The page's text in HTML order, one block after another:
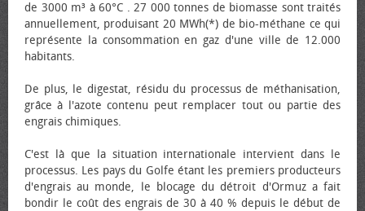
de 3000 m³ à 60°C . 27 000 tonnes de biomasse sont traités
annuellement, produisant 20 MWh(*) de bio-méthane ce qui
représente la consommation en gaz d'une ville de 12.000
habitants.
De plus, le digestat, résidu du processus de méthanisation,
grâce à l'azote contenu peut remplacer tout ou partie des
engrais chimiques.
C'est là que la situation internationale intervient dans le
processus. Les pays du Golfe étant les premiers producteurs
d'engrais au monde, le blocage du détroit d'Ormuz a fait
bondir le coût des engrais de 30 à 40 % depuis le début de